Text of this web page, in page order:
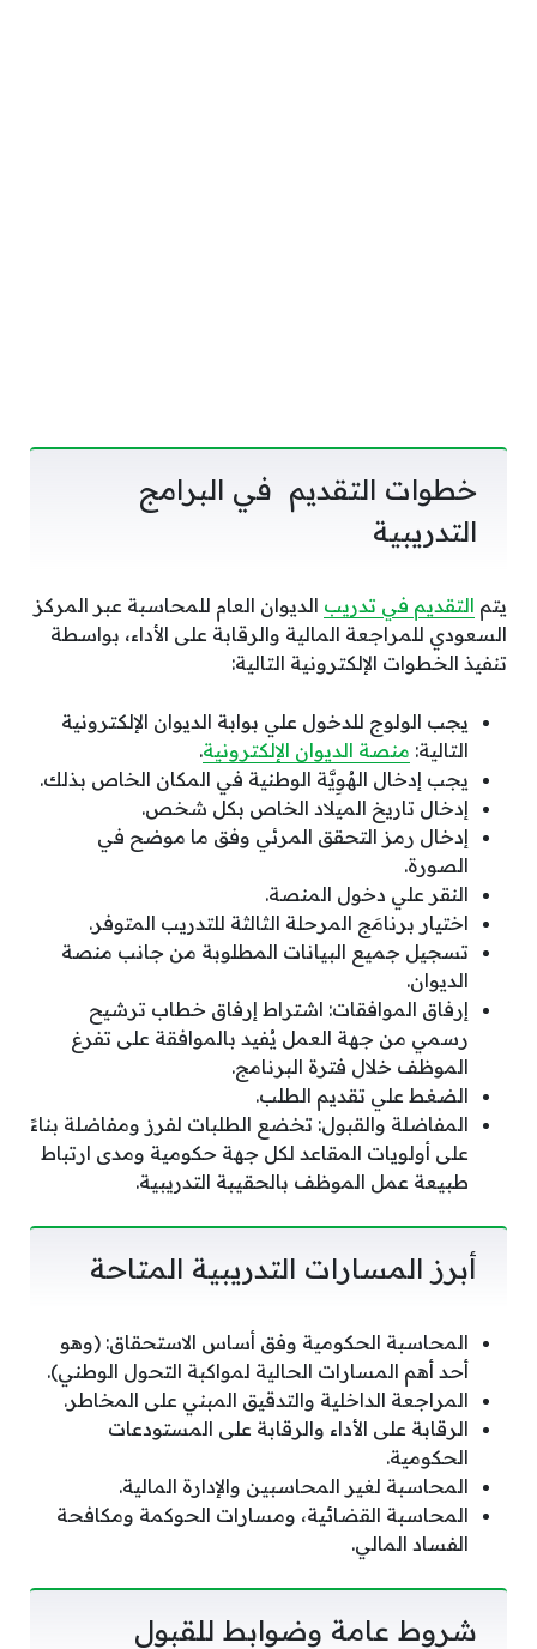
خطوات التقديم في البرامج
التدريبية
يتم التقديم في تدريب الديوان العام للمحاسبة عبر المركز
السعودي للمراجعة المالية والرقابة على الأداء، بواسطة
تنفيذ الخطوات الإلكترونية التالية:
يجب الولوج للدخول علي بوابة الديوان الإلكترونية
التالية: منصة الديوان الإلكترونية.
يجب إدخال الهُوِيَّة الوطنية في المكان الخاص بذلك.
إدخال تاريخ الميلاد الخاص بكل شخص.
إدخال رمز التحقق المرئي وفق ما موضح في
الصورة.
النقر علي دخول المنصة.
اختيار برنامَج المرحلة الثالثة للتدريب المتوفر.
تسجيل جميع البيانات المطلوبة من جانب منصة
الديوان.
إرفاق الموافقات: اشتراط إرفاق خطاب ترشيح
رسمي من جهة العمل يُفيد بالموافقة على تفرغ
الموظف خلال فترة البرنامج.
الضغط علي تقديم الطلب.
المفاضلة والقبول: تخضع الطلبات لفرز ومفاضلة بناءً
على أولويات المقاعد لكل جهة حكومية ومدى ارتباط
طبيعة عمل الموظف بالحقيبة التدريبية.
أبرز المسارات التدريبية المتاحة
المحاسبة الحكومية وفق أساس الاستحقاق: (وهو
أحد أهم المسارات الحالية لمواكبة التحول الوطني).
المراجعة الداخلية والتدقيق المبني على المخاطر.
الرقابة على الأداء والرقابة على المستودعات
الحكومية.
المحاسبة لغير المحاسبين والإدارة المالية.
المحاسبة القضائية، ومسارات الحوكمة ومكافحة
الفساد المالي.
شروط عامة وضوابط للقبول